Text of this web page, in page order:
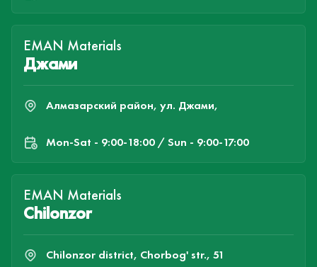
EMAN Materials
Джами
Алмазарский район, ул. Джами,
Mon-Sat - 9:00-18:00 / Sun - 9:00-17:00
EMAN Materials
Chilonzor
Chilonzor district, Chorbog' str., 51